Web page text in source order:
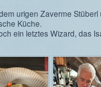
urigen Zaverme Stüberl
Küche.
ein letztes Wizard, das